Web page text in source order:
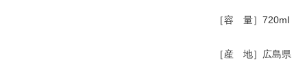
［容 量］720ml
［産 地］広島県